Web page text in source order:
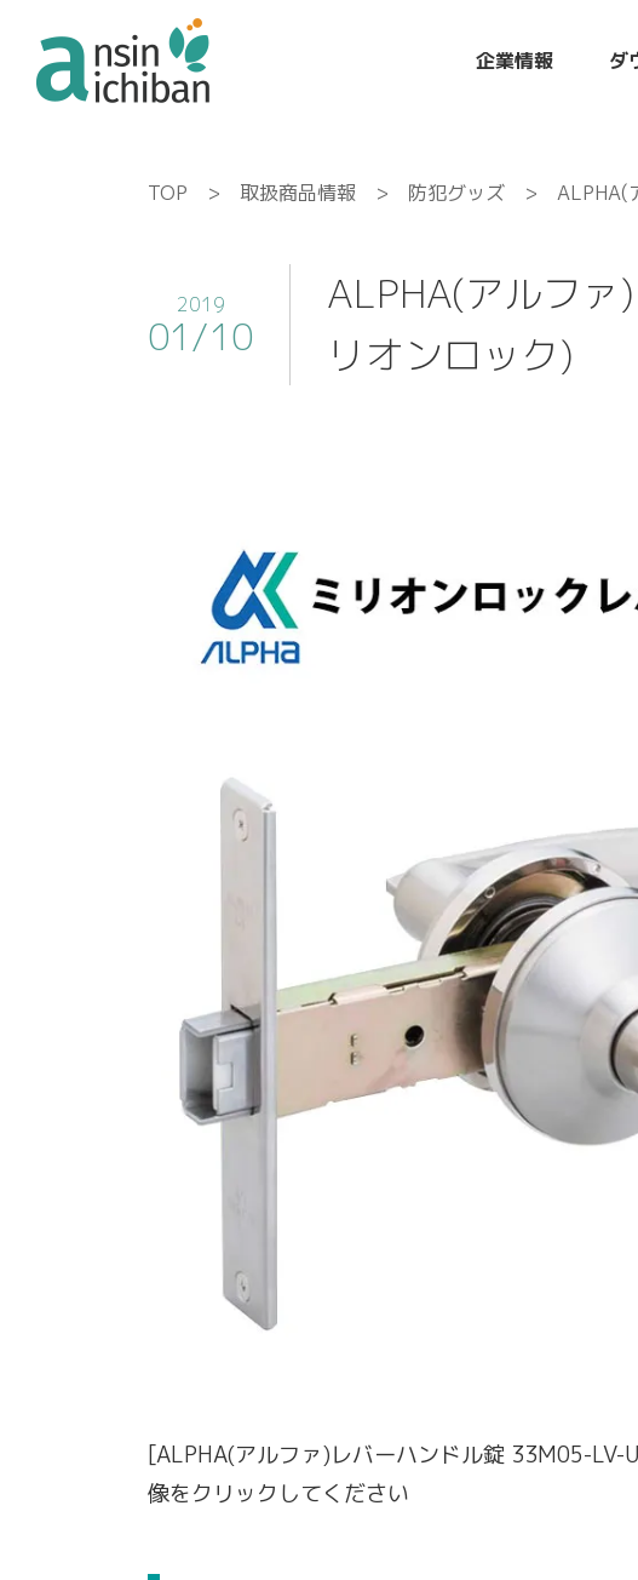
企業情報 ダ
TOP > 取扱商品情報 > 防犯グッズ > ALPHA(ア
2019
01/10
ALPHA(アルフ
リオンロック)
[ALPHA(アルファ)レバーハンドル錠 33M05-
像をクリックしてください